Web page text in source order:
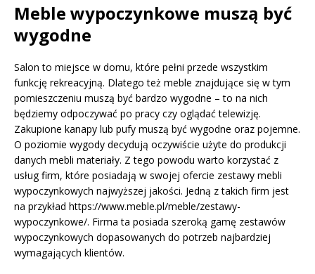
Meble wypoczynkowe muszą być
wygodne
Salon to miejsce w domu, które pełni przede wszystkim
funkcję rekreacyjną. Dlatego też meble znajdujące się w tym
pomieszczeniu muszą być bardzo wygodne – to na nich
będziemy odpoczywać po pracy czy oglądać telewizję.
Zakupione kanapy lub pufy muszą być wygodne oraz pojemne.
O poziomie wygody decydują oczywiście użyte do produkcji
danych mebli materiały. Z tego powodu warto korzystać z
usług firm, które posiadają w swojej ofercie zestawy mebli
wypoczynkowych najwyższej jakości. Jedną z takich firm jest
na przykład https://www.meble.pl/meble/zestawy-
wypoczynkowe/. Firma ta posiada szeroką gamę zestawów
wypoczynkowych dopasowanych do potrzeb najbardziej
wymagających klientów.